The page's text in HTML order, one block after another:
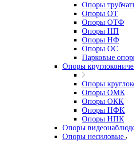
Опоры
Опоры ОТ
Опоры ОТФ
Опоры НП
Опоры НФ
Опоры ОС
Парковые
Опоры
Опоры
Опоры ОМК
Опоры ОКК
Опоры НФК
Опоры НПК
Опоры
Опоры несиловые